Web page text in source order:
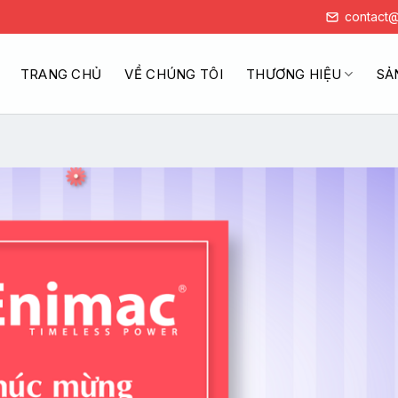
TRANG CHỦ VỀ CHÚNG TÔI THƯƠNG HIỆU